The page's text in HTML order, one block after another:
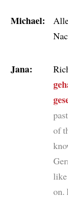
Michael:
Jana:
of
like
on.